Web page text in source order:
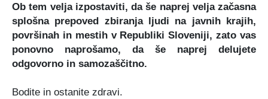
Ob tem velja izpostaviti, da še naprej velja začasna
splošna prepoved zbiranja ljudi na javnih krajih,
površinah in mestih v Republiki Sloveniji, zato vas
ponovno naprošamo, da še naprej delujete
odgovorno in samozaščitno.
Bodite in ostanite zdravi.